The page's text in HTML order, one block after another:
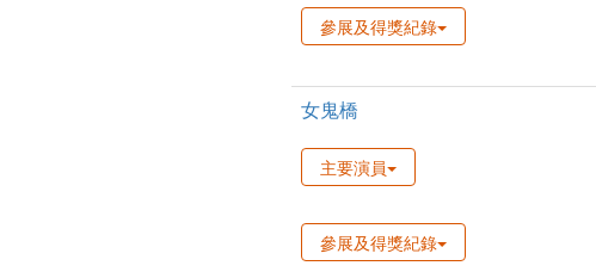
參展及得獎紀錄
女鬼橋
主要演員
參展及得獎紀錄